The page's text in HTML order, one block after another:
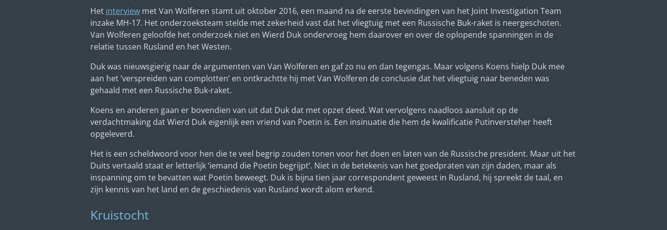
Het interview met Van Wolferen stamt uit oktober 2016, een maand na de eerste bevindingen van het Joint Investigation Team
inzake MH-17. Het onderzoeksteam stelde met zekerheid vast dat het vliegtuig met een Russische Buk-raket is neergeschoten.
Van Wolferen geloofde het onderzoek niet en Wierd Duk ondervroeg hem daarover en over de oplopende spanningen in de
relatie tussen Rusland en het Westen.
Duk was nieuwsgierig naar de argumenten van Van Wolferen en gaf zo nu en dan tegengas. Maar volgens Koens hielp Duk mee
aan het ’verspreiden van complotten’ en ontkrachtte hij met Van Wolferen de conclusie dat het vliegtuig naar beneden was
gehaald met een Russische Buk-raket.
Koens en anderen gaan er bovendien van uit dat Duk dat met opzet deed. Wat vervolgens naadloos aansluit op de
verdachtmaking dat Wierd Duk eigenlijk een vriend van Poetin is. Een insinuatie die hem de kwalificatie Putinversteher heeft
opgeleverd.
Het is een scheldwoord voor hen die te veel begrip zouden tonen voor het doen en laten van de Russische president. Maar uit het
Duits vertaald staat er letterlijk ’iemand die Poetin begrijpt’. Niet in de betekenis van het goedpraten van zijn daden, maar als
inspanning om te bevatten wat Poetin beweegt. Duk is bijna tien jaar correspondent geweest in Rusland, hij spreekt de taal, en
zijn kennis van het land en de geschiedenis van Rusland wordt alom erkend.
Kruistocht